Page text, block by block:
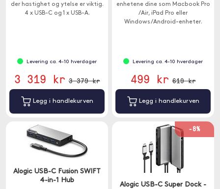
der hastighet og ytelse er viktig.
4 x USB-C og 1 x USB-A.
Levering ca. 4-10 hverdager
3 319 kr 3 379 kr
Legg i handlekurven
enhetene dine som Macbook Pro
/Air, iPad Pro eller
Windows/Android-enheter.
Levering ca. 4-10 hverdager
499 kr 619 kr
Legg i handlekurven
Alogic USB-C Fusion SWIFT
4-in-1 Hub
-8%
Alogic USB-C Super Dock -